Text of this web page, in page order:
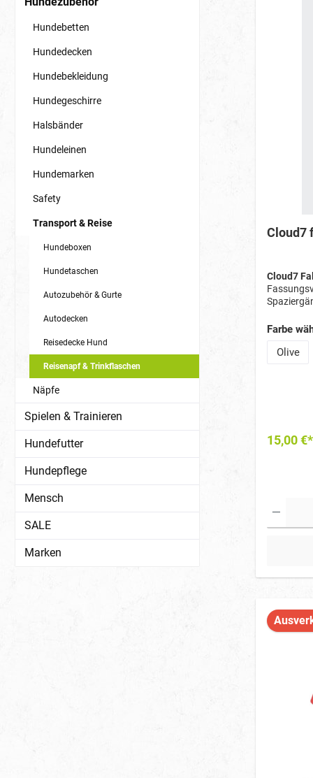
Hundebetten
Hundedecken
Hundebekleidung
Hundegeschirre
Halsbänder
Hundeleinen
Hundemarken
Safety
Transport & Reise
Hundeboxen
Hundetaschen
Autozubehör & Gurte
Autodecken
Reisedecke Hund
Reisenapf & Trinkflaschen
Näpfe
Spielen & Trainieren
Hundefutter
Hundepflege
Mensch
SALE
Marken
Cloud7
Cloud7
Farbe
Olive
15,00 €*